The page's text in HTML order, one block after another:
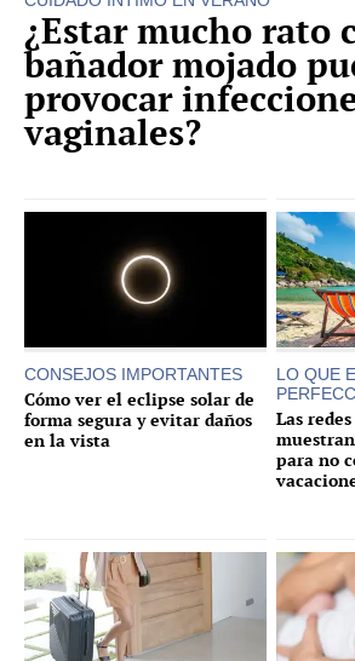
¿Estar mucho rato
bañador mojado
provocar
vaginales?
CONSEJOS IMPORTANTES
Cómo ver el eclipse solar de
forma segura y evitar daños
en la vista
LO QUE
Las
para no